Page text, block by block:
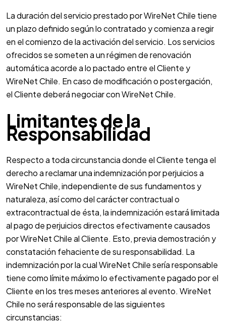
La duración del servicio prestado por WireNet Chile tiene
un plazo definido según lo contratado y comienza a regir
en el comienzo de la activación del servicio. Los servicios
ofrecidos se someten a un régimen de renovación
automática acorde a lo pactado entre el Cliente y
WireNet Chile. En caso de modificación o postergación,
el Cliente deberá negociar con WireNet Chile.
Limitantes de la
Responsabilidad
Respecto a toda circunstancia donde el Cliente tenga el
derecho a reclamar una indemnización por perjuicios a
WireNet Chile, independiente de sus fundamentos y
naturaleza, así como del carácter contractual o
extracontractual de ésta, la indemnización estará limitada
al pago de perjuicios directos efectivamente causados
por WireNet Chile al Cliente. Esto, previa demostración y
constatación fehaciente de su responsabilidad. La
indemnización por la cual WireNet Chile sería responsable
tiene como límite máximo lo efectivamente pagado por el
Cliente en los tres meses anteriores al evento. WireNet
Chile no será responsable de las siguientes
circunstancias: